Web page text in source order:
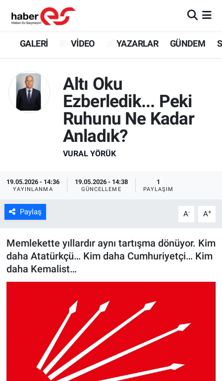
GALERİ VİDEO YAZARLAR GÜNDEM
Altı Oku
Ezberledik... Peki
Ruhunu Ne Kadar
Anladık?
VURAL YÖRÜK
19.05.2026 - 14:36
YAYINLANMA
19.05.2026 - 14:38
GÜNCELLEME
1
PAYLAŞIM
Paylaş A- A+
Memlekette yıllardır aynı tartışma dönüyor. Kim
daha Atatürkçü… Kim daha Cumhuriyetçi… Kim
daha Kemalist…
GALERİ
YAZARLAR
GÜNDEM
EKONOMİ
SPOR
ASAYİŞ
Eskişehir Nöbetçi Eczaneler
Eskişehir Trafik Yoğunluk Haritası
Süper Lig Puan Durumu ve Fikstür
Tüm Manşetler
Haber Arşivi